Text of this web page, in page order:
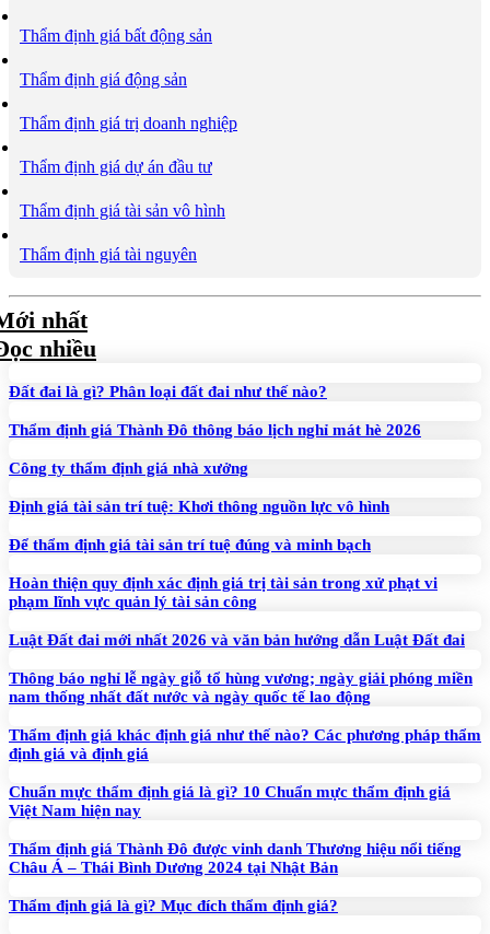
Thẩm định giá bất động sản
Thẩm định giá động sản
Thẩm định giá trị doanh nghiệp
Thẩm định giá dự án đầu tư
Thẩm định giá tài sản vô hình
Thẩm định giá tài nguyên
nhất
nhiều
Đất đai là gì? Phân loại đất đai như thế nào?
Thẩm định giá Thành Đô thông báo lịch nghỉ mát hè 2026
Công ty thẩm định giá nhà xưởng
Định giá tài sản trí tuệ: Khơi thông nguồn lực vô hình
Để thẩm định giá tài sản trí tuệ đúng và minh bạch
Hoàn thiện quy định xác định giá trị tài sản trong xử phạt vi
phạm lĩnh vực quản lý tài sản công
Luật Đất đai mới nhất 2026 và văn bản hướng dẫn Luật Đất đai
Thông báo nghỉ lễ ngày giỗ tổ hùng vương; ngày giải phóng miền
nam thống nhất đất nước và ngày quốc tế lao động
Thẩm định giá khác định giá như thế nào? Các phương pháp thẩm
định giá và định giá
Chuẩn mực thẩm định giá là gì? 10 Chuẩn mực thẩm định giá
Việt Nam hiện nay
Thẩm định giá Thành Đô được vinh danh Thương hiệu nổi tiếng
Châu Á – Thái Bình Dương 2024 tại Nhật Bản
Thẩm định giá là gì? Mục đích thẩm định giá?